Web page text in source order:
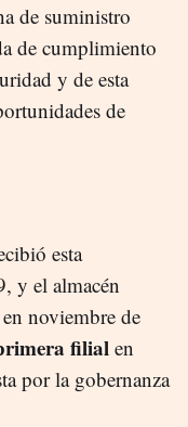
de suministro
de cumplimiento
y de esta
de
esta
y el almacén
noviembre de
filialen
por la gobernanza